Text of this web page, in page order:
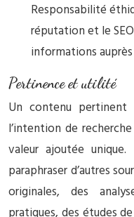
Responsabilité
réputation et le
informations
Pertinence et utilité
Un contenu
l’intention de
valeur ajoutée
paraphraser d’autres
originales, des
pratiques, des études